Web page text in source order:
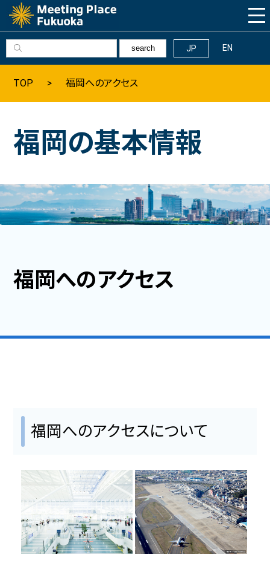
search JP EN
Why Fukuoka
福岡の基本情報
福岡へのアクセス
数字で見る福岡
福岡のイベント・行事・お祭
支援・サービス情報
サプライヤー
会議施設・宿泊施設
コンベンション・展示会場（ホテル含む)
TOP 福岡へのアクセス
福岡の基本情報
福岡へのアクセス
福岡へのアクセスについて